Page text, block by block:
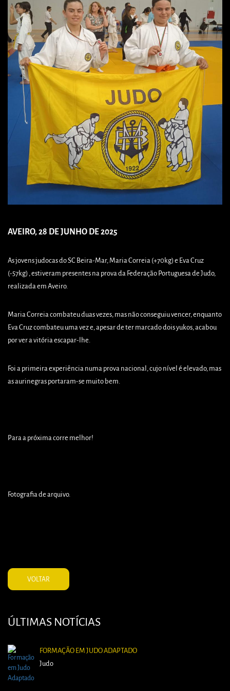
AVEIRO, 28 DE JUNHO DE 2025
As jovens judocas do SC Beira-Mar, Maria Correia (+70kg) e Eva Cruz
(-57kg) , estiveram presentes na prova da Federação Portuguesa de Judo,
realizada em Aveiro.
Maria Correia combateu duas vezes, mas não conseguiu vencer, enquanto
Eva Cruz combateu uma vez e, apesar de ter marcado dois yukos, acabou
por ver a vitória escapar-lhe.
Foi a primeira experiência numa prova nacional, cujo nível é elevado, mas
as aurinegras portaram-se muito bem.
Para a próxima corre melhor!
Fotografia de arquivo.
VOLTAR
ÚLTIMAS NOTÍCIAS
FORMAÇÃO EM JUDO ADAPTADO
Judo